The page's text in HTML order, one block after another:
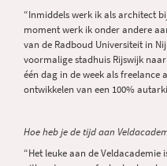
“Inmiddels werk ik als architect
moment werk ik onder andere
van de Radboud Universiteit in
voormalige stadhuis Rijswijk
één dag in de week als freelance
ontwikkelen van een 100%
Hoe heb je de tijd aan
“Het leuke aan de